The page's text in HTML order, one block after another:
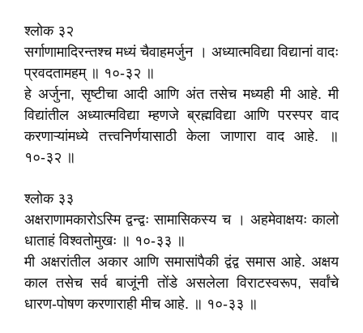
श्लोक ३२
सर्गाणामादिरन्तश्च मध्यं चैवाहमर्जुन । अध्यात्मविद्या विद्यानां वादः
प्रवदतामहम्‌ ॥ १०-३२ ॥
हे अर्जुना, सृष्टीचा आदी आणि अंत तसेच मध्यही मी आहे. मी
विद्यांतील अध्यात्मविद्या म्हणजे ब्रह्मविद्या आणि परस्पर वाद
करणाऱ्यांमध्ये तत्त्वनिर्णयासाठी केला जाणारा वाद आहे. ॥
१०-३२ ॥
श्लोक ३३
अक्षराणामकारोऽस्मि द्वन्द्वः सामासिकस्य च । अहमेवाक्षयः कालो
धाताहं विश्वतोमुखः ॥ १०-३३ ॥
मी अक्षरांतील अकार आणि समासांपैकी द्वंद्व समास आहे. अक्षय
काल तसेच सर्व बाजूंनी तोंडे असलेला विराटस्वरूप, सर्वांचे
धारण-पोषण करणाराही मीच आहे. ॥ १०-३३ ॥